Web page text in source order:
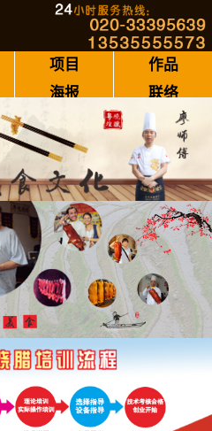
项目
作品
海报 联络